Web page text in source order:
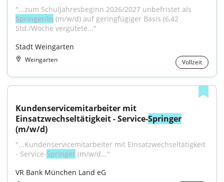
Springer/in (m/w/d) auf geringfügiger Basis (6,42
Std./Woche vergütete..."
Stadt Weingarten
Weingarten Vollzeit
Kundenservicemitarbeiter mit
Einsatzwechseltätigkeit - Service-Springer
(m/w/d)
"...Kundenservicemitarbeiter mit Einsatzwechseltätigkeit
- Service-Springer (m/w/d..."
VR Bank München Land eG